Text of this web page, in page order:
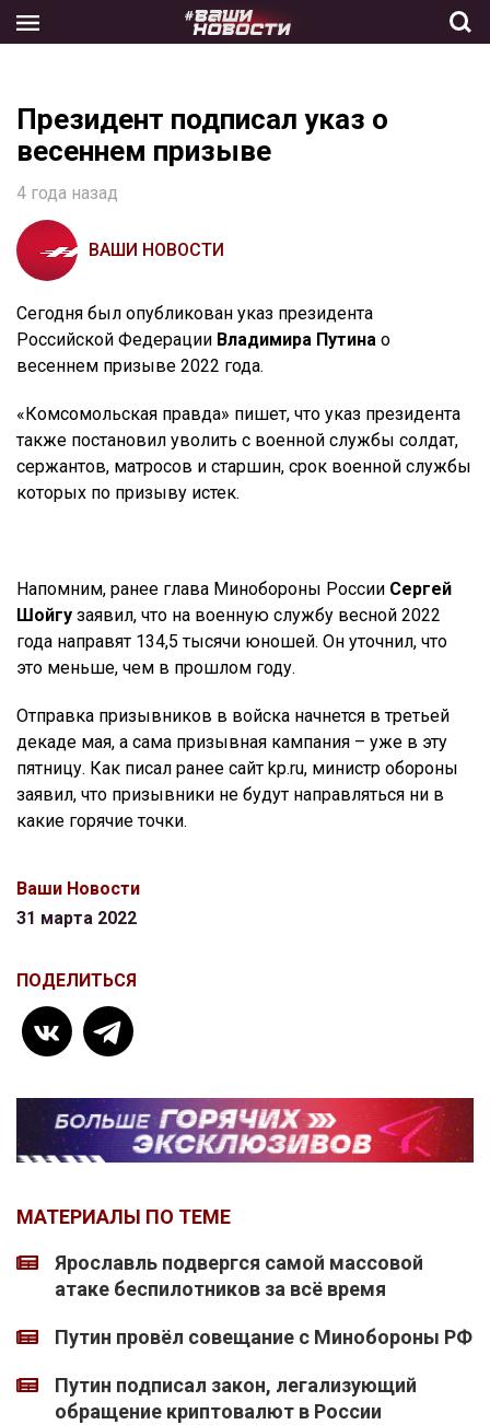
the
Президент подписал указ о
весеннем призыве
4 года назад
ВАШИ НОВОСТИ
Сегодня был опубликован указ президента
Российской Федерации Владимира Путина о
весеннем призыве 2022 года.
«Комсомольская правда» пишет, что указ президента
также постановил уволить с военной службы солдат,
сержантов, матросов и старшин, срок военной службы
которых по призыву истек.
Напомним, ранее глава Минобороны России Сергей
Шойгу заявил, что на военную службу весной 2022
года направят 134,5 тысячи юношей. Он уточнил, что
это меньше, чем в прошлом году.
Отправка призывников в войска начнется в третьей
декаде мая, а сама призывная кампания – уже в эту
пятницу. Как писал ранее сайт kp.ru, министр обороны
заявил, что призывники не будут направляться ни в
какие горячие точки.
Ваши Новости
31 марта 2022
ПОДЕЛИТЬСЯ
МАТЕРИАЛЫ ПО ТЕМЕ
Ярославль подвергся самой массовой
атаке беспилотников за всё время
Путин провёл совещание с Минобороны РФ
Путин подписал закон, легализующий
обращение криптовалют в России